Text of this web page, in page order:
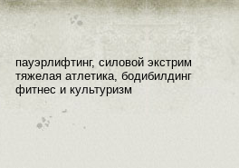
пауэрлифтинг, силовой экстрим
тяжелая атлетика, бодибилдинг
фитнес и культуризм